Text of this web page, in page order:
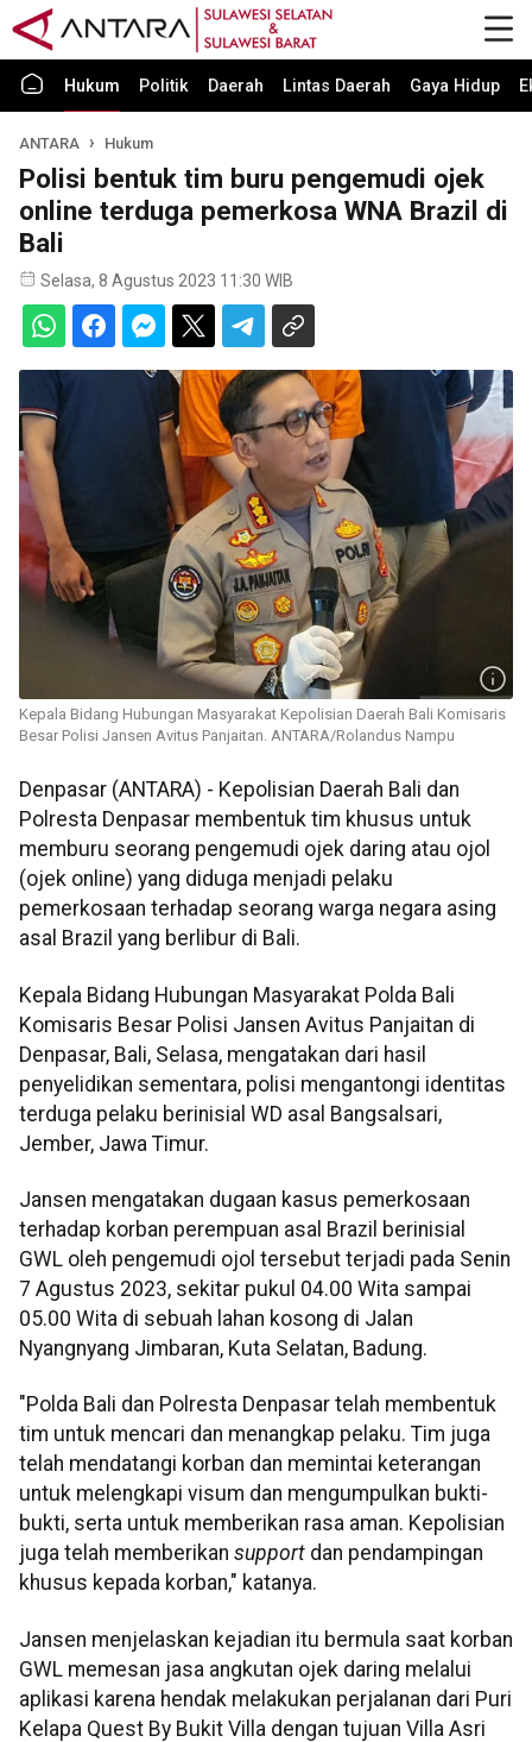
Hukum Politik Daerah Lintas Daerah Gaya Hidup
ANTARA Hukum
Polisi bentuk tim buru pengemudi ojek
online terduga pemerkosa WNA Brazil di
Bali
Selasa, 8 Agustus 2023 11:30 WIB
Kepala Bidang Hubungan Masyarakat Kepolisian Daerah Bali Komisaris
Besar Polisi Jansen Avitus Panjaitan. ANTARA/Rolandus Nampu
Denpasar (ANTARA) - Kepolisian Daerah Bali dan
Polresta Denpasar membentuk tim khusus untuk
memburu seorang pengemudi ojek daring atau ojol
(ojek online) yang diduga menjadi pelaku
pemerkosaan terhadap seorang warga negara asing
asal Brazil yang berlibur di Bali.
Kepala Bidang Hubungan Masyarakat Polda Bali
Komisaris Besar Polisi Jansen Avitus Panjaitan di
Denpasar, Bali, Selasa, mengatakan dari hasil
penyelidikan sementara, polisi mengantongi identitas
terduga pelaku berinisial WD asal Bangsalsari,
Jember, Jawa Timur.
Jansen mengatakan dugaan kasus pemerkosaan
terhadap korban perempuan asal Brazil berinisial
GWL oleh pengemudi ojol tersebut terjadi pada Senin
7 Agustus 2023, sekitar pukul 04.00 Wita sampai
05.00 Wita di sebuah lahan kosong di Jalan
Nyangnyang Jimbaran, Kuta Selatan, Badung.
"Polda Bali dan Polresta Denpasar telah membentuk
tim untuk mencari dan menangkap pelaku. Tim juga
telah mendatangi korban dan memintai keterangan
untuk melengkapi visum dan mengumpulkan bukti-
bukti, serta untuk memberikan rasa aman. Kepolisian
juga telah memberikan support dan pendampingan
khusus kepada korban," katanya.
Jansen menjelaskan kejadian itu bermula saat korban
GWL memesan jasa angkutan ojek daring melalui
aplikasi karena hendak melakukan perjalanan dari Puri
Kelapa Quest By Bukit Villa dengan tujuan Villa Asri